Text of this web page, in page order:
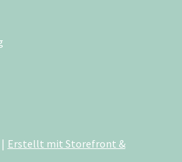
Erstellt mit Storefront &